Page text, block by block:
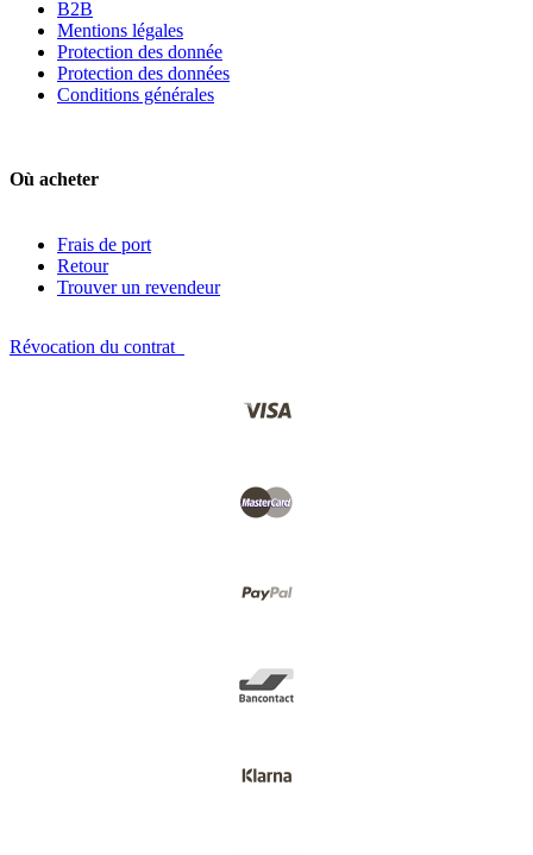
B2B
Mentions légales
Protection des donnée
Protection des données
Conditions générales
Où acheter
Frais de port
Retour
Trouver un revendeur
Révocation du contrat